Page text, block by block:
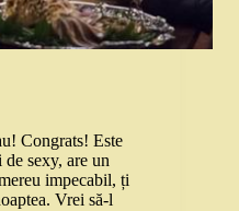
Congrats! Este
sexy, are un
impecabil, ți
Vrei să-l